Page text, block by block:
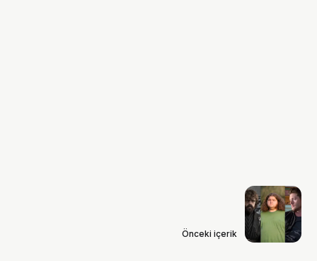
Önceki içerik